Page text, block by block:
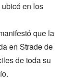
en los
que la
en Strade de
de toda su